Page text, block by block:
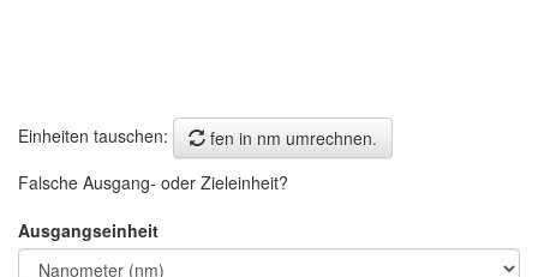
Einheiten tauschen:
fen in nm umrechnen.
Falsche Ausgang- oder Zieleinheit?
Ausgangseinheit